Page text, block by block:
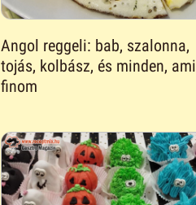
Angol reggeli: bab, szalonna,
tojás, kolbász, és minden, ami
finom